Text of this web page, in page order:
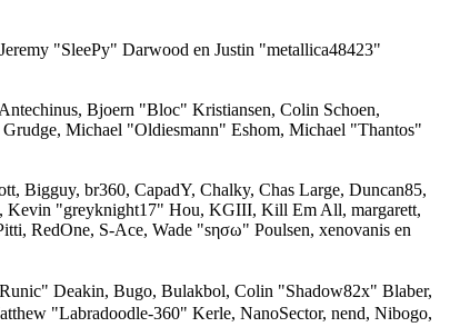
"SleePy" Darwood en Justin "metallica48423"
Bjoern "Bloc" Kristiansen, Colin Schoen,
Michael "Oldiesmann" Eshom, Michael "Thantos"
br360, CapadY, Chalky, Chas Large, Duncan85,
Kevin "greyknight17" Hou, KGIII, Kill Em All, margarett,
RedOne, S-Ace, Wade "sησω" Poulsen, xenovanis en
Deakin, Bugo, Bulakbol, Colin "Shadow82x" Blaber,
"Labradoodle-360" Kerle, NanoSector, nend, Nibogo,